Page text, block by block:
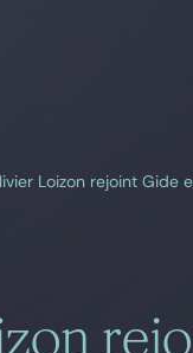
Loizon rejoint Gide